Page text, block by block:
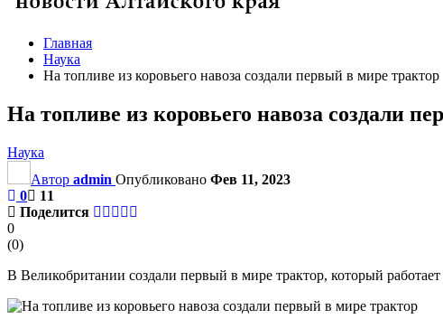
Главная
Наука
На топливе из коровьего навоза создали первый в мире трактор
На топливе из коровьего навоза создали
Наука
Автор admin Опубликовано Фев 11, 2023
0
11
Поделится
0
(0)
В Великобритании создали первый в мире трактор, который